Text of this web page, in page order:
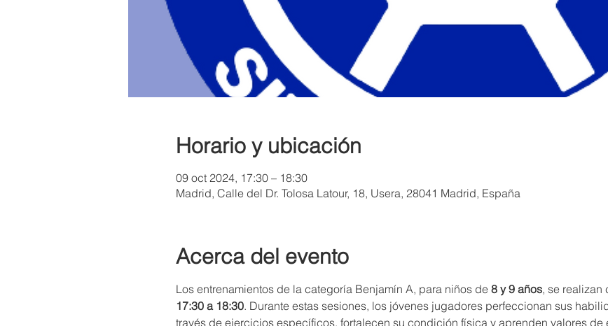
Horario y ubicación
09 oct 2024, 17:30 – 18:30
Madrid, Calle del Dr. Tolosa Latour, 18, Usera, 28041 Madrid, España
Acerca del evento
Los entrenamientos de la categoría Benjamín A, para niños de 8 y 9 años, se realizan
17:30 a 18:30. Durante estas sesiones, los jóvenes jugadores perfeccionan sus
través de ejercicios específicos, fortalecen su condición física y aprenden valores de